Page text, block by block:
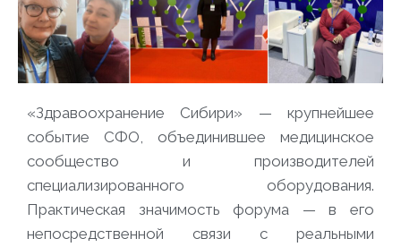
«Здравоохранение Сибири» — крупнейшее
событие СФО, объединившее медицинское
сообщество и производителей
специализированного оборудования.
Практическая значимость форума — в его
непосредственной связи с реальными